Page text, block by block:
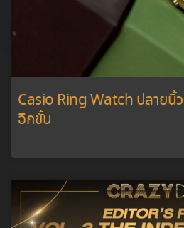
Casio Ring Watch ปลายนิ้
อีกขั้น